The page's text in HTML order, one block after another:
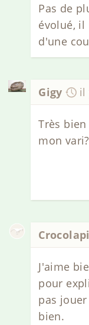
Pas de
évolué,
d'une
Gigy il
Très
mon vari?
J'aime
pour
pas
bien.